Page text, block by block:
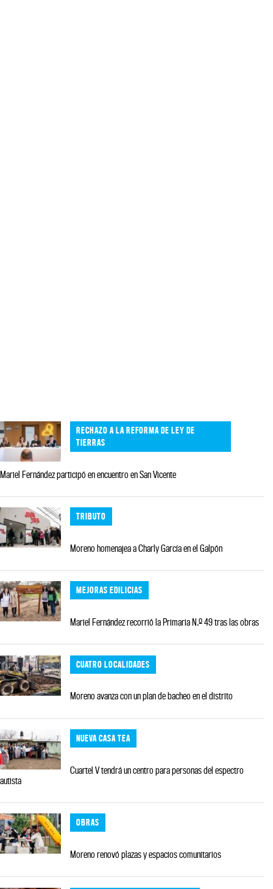
RECHAZO A LA REFORMA DE LEY DE
TIERRAS
Mariel Fernández participó en encuentro en San Vicente
TRIBUTO
Moreno homenajea a Charly García en el Galpón
MEJORAS EDILICIAS
Mariel Fernández recorrió la Primaria N.º 49 tras las obras
CUATRO LOCALIDADES
Moreno avanza con un plan de bacheo en el distrito
NUEVA CASA TEA
Cuartel V tendrá un centro para personas del espectro
autista
OBRAS
Moreno renovó plazas y espacios comunitarios